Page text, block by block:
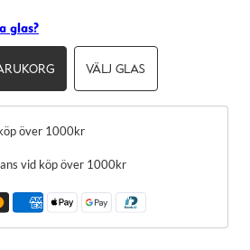
glas?
VÄLJ GLAS
över 1000kr
vid köp över 1000kr